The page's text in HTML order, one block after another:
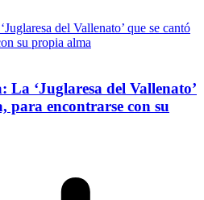
‘Juglaresa del Vallenato’
para encontrarse con su